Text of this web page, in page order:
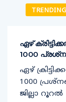
TRENDING
ഏഴ്
1000
ഏഴ്
1000
ജില്ലാ റൂറല്‍